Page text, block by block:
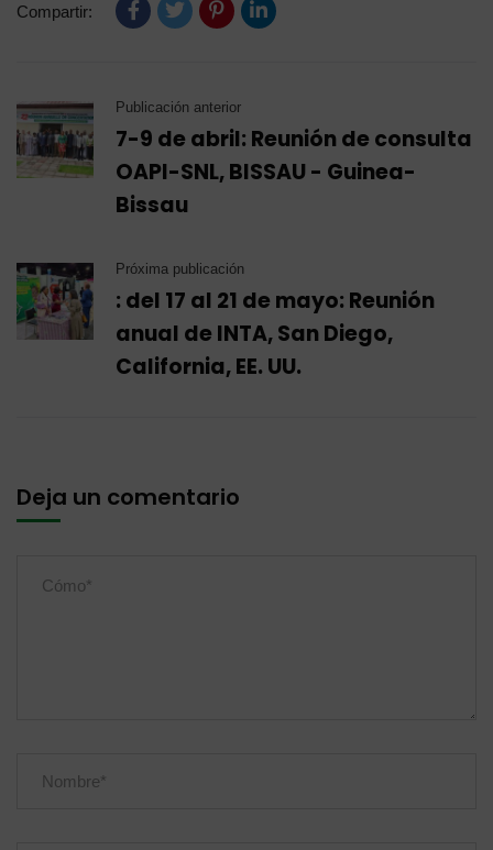
Compartir:
Publicación anterior
7-9 de abril: Reunión de consulta
OAPI-SNL, BISSAU - Guinea-
Bissau
Próxima publicación
: del 17 al 21 de mayo: Reunión
anual de INTA, San Diego,
California, EE. UU.
Deja un comentario